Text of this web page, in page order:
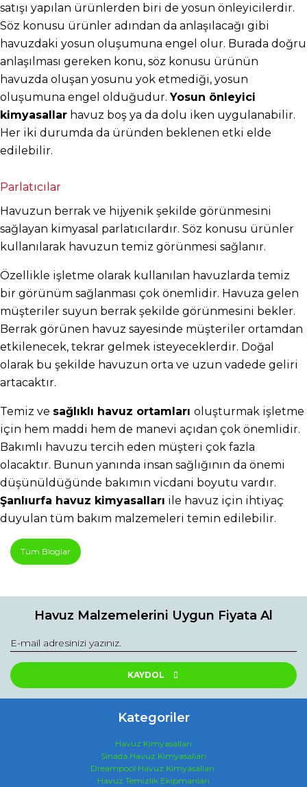
satışı yapılan ürünlerden biri de yosun önleyicilerdir.
Söz konusu ürünler adından da anlaşılacağı gibi
havuzdaki yosun oluşumuna engel olur. Burada doğru
anlaşılması gereken konu, söz konusu ürünün
havuzda oluşan yosunu yok etmediği, yosun
oluşumuna engel olduğudur. Yosun önleyici
kimyasallar havuz boş ya da dolu iken uygulanabilir.
Her iki durumda da üründen beklenen etki elde
edilebilir.
Parlatıcılar
Havuzun berrak ve hijyenik şekilde görünmesini
sağlayan kimyasal parlatıcılardır. Söz konusu ürünler
kullanılarak havuzun temiz görünmesi sağlanır.
Özellikle işletme olarak kullanılan havuzlarda temiz
bir görünüm sağlanması çok önemlidir. Havuza gelen
müşteriler suyun berrak şekilde görünmesini bekler.
Berrak görünen havuz sayesinde müşteriler ortamdan
etkilenecek, tekrar gelmek isteyeceklerdir. Doğal
olarak bu şekilde havuzun orta ve uzun vadede geliri
artacaktır.
Temiz ve sağlıklı havuz ortamları oluşturmak işletme
için hem maddi hem de manevi açıdan çok önemlidir.
Bakımlı havuzu tercih eden müşteri çok fazla
olacaktır. Bunun yanında insan sağlığının da önemi
Şanlıurfa havuz kimyasalları ile havuz için ihtiyaç
duyulan tüm bakım malzemeleri temin edilebilir.
Tüm Bloglar
Havuz Malzemelerini Uygun Fiyata Al
KAYDOL
Kategoriler
Havuz Kimyasalları
Sinada Havuz Kimyasalları
Dreampool Havuz Kimyasalları
Havuz Temizlik Ekipmanları